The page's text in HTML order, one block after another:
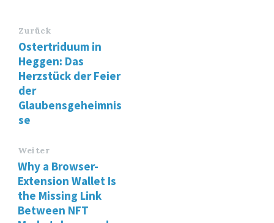
Zurück
Ostertriduum in
Heggen: Das
Herzstück der Feier
der
Glaubensgeheimnis
se
Weiter
Why a Browser-
Extension Wallet Is
the Missing Link
Between NFT